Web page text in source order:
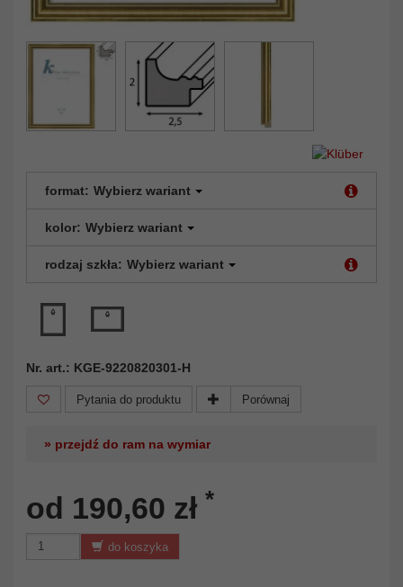
format: Wybierz wariant
kolor: Wybierz wariant
rodzaj szkła: Wybierz wariant
Nr. art.: KGE-9220820301-H
Pytania do produktu Porównaj
» przejdź do ram na wymiar
od 190,60 zł *
do koszyka